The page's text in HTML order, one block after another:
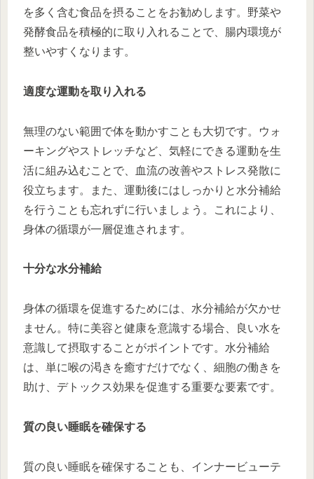
を多く含む食品を摂ることをお勧めします。野菜や
発酵食品を積極的に取り入れることで、腸内環境が
整いやすくなります。
適度な運動を取り入れる
無理のない範囲で体を動かすことも大切です。ウォ
ーキングやストレッチなど、気軽にできる運動を生
活に組み込むことで、血流の改善やストレス発散に
役立ちます。また、運動後にはしっかりと水分補給
を行うことも忘れずに行いましょう。これにより、
身体の循環が一層促進されます。
十分な水分補給
身体の循環を促進するためには、水分補給が欠かせ
ません。特に美容と健康を意識する場合、良い水を
意識して摂取することがポイントです。水分補給
は、単に喉の渇きを癒すだけでなく、細胞の働きを
助け、デトックス効果を促進する重要な要素です。
質の良い睡眠を確保する
質の良い睡眠を確保することも、インナービューテ